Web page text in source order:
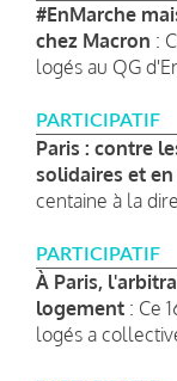
#EnMarche
chez Macron :
logés au QG
PARTICIPATIF
Paris : contre
solidaires et
centaine à la
PARTICIPATIF
À Paris,
logement : Ce
logés a